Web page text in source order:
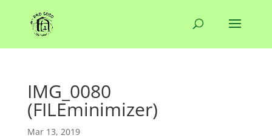
IMG_0080
(FILEminimizer)
Mar 13, 2019